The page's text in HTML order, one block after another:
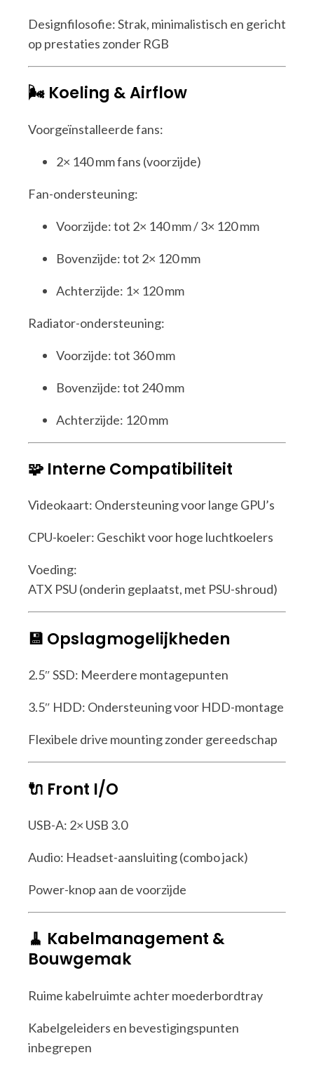
Designfilosofie: Strak, minimalistisch en gericht
op prestaties zonder RGB
🌬️ Koeling & Airflow
Voorgeïnstalleerde fans:
2× 140 mm fans (voorzijde)
Fan-ondersteuning:
Voorzijde: tot 2× 140 mm / 3× 120 mm
Bovenzijde: tot 2× 120 mm
Achterzijde: 1× 120 mm
Radiator-ondersteuning:
Voorzijde: tot 360 mm
Bovenzijde: tot 240 mm
Achterzijde: 120 mm
🧩 Interne Compatibiliteit
Videokaart: Ondersteuning voor lange GPU’s
CPU-koeler: Geschikt voor hoge luchtkoelers
Voeding:
ATX PSU (onderin geplaatst, met PSU-shroud)
💾 Opslagmogelijkheden
2.5″ SSD: Meerdere montagepunten
3.5″ HDD: Ondersteuning voor HDD-montage
Flexibele drive mounting zonder gereedschap
🔌 Front I/O
USB-A: 2× USB 3.0
Audio: Headset-aansluiting (combo jack)
Power-knop aan de voorzijde
🧹 Kabelmanagement &
Bouwgemak
Ruime kabelruimte achter moederbordtray
Kabelgeleiders en bevestigingspunten
inbegrepen